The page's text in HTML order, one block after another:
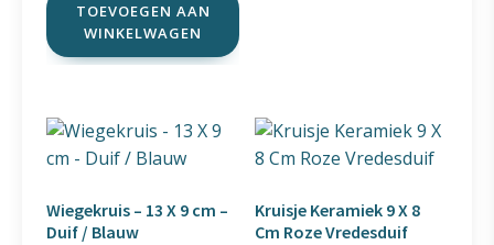
TOEVOEGEN AAN
WINKELWAGEN
Wiegekruis – 13 X 9 cm –
Duif / Blauw
Kruisje Keramiek 9 X 8
Cm Roze Vredesduif